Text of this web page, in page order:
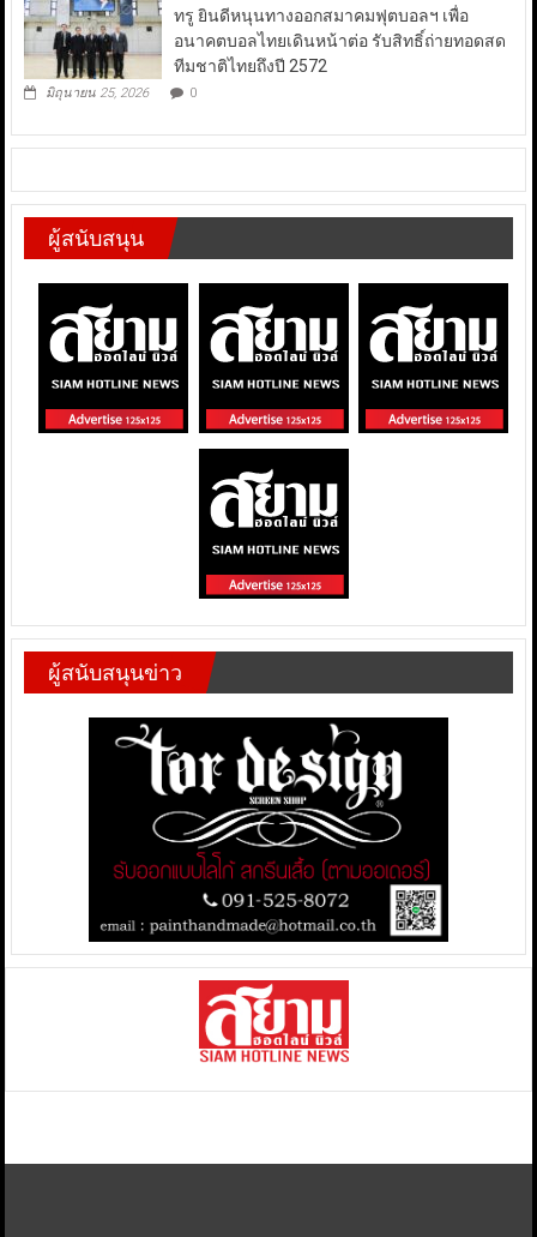
ทรู ยินดีหนุนทางออกสมาคมฟุตบอลฯ เพื่อ
อนาคตบอลไทยเดินหน้าต่อ รับสิทธิ์ถ่ายทอดสด
ทีมชาติไทยถึงปี 2572
มิถุนายน 25, 2026 0
ผู้สนับสนุน
ผู้สนับสนุนข่าว